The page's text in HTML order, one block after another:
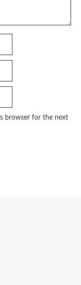
browser for the next